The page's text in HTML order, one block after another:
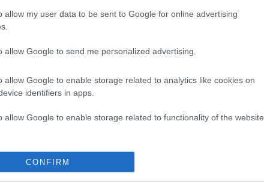
allow my user data to be sent to Google for online advertising
allow Google to send me personalized advertising.
allow Google to enable storage related to analytics like cookies on
identifiers in apps.
allow Google to enable storage related to functionality of the website
allow Google to enable storage related to personalization.
allow Google to enable storage related to security, including
CONFIRM
για τον Τσιτσιπά: Αντιμέτωπος με
ιστορικού τελικού
Τελεσίγραφο στους αθλητές να
Κοσμά - Τα αιτήματά τους
μεταφέρθηκε νεκρό στο
για απαλλαγές και εκπτώσεις φόρου
τα αεροπλάνα της Πολεμικής
ξύλινους γρίφους